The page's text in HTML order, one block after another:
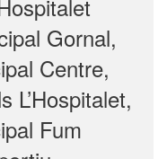
Gornal,
Centre,
L’Hospitalet,
Fum